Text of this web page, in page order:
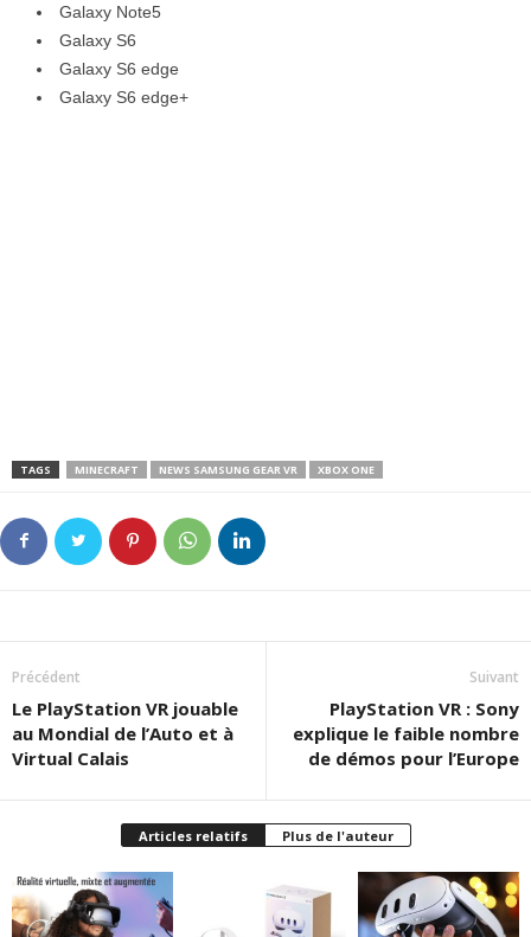
Galaxy Note5
Galaxy S6
Galaxy S6 edge
Galaxy S6 edge+
TAGS MINECRAFT NEWS SAMSUNG GEAR VR XBOX ONE
Précédent
Le PlayStation VR jouable
au Mondial de l’Auto et à
Virtual Calais
Suivant
PlayStation VR : Sony
explique le faible nombre
de démos pour l’Europe
Articles relatifs Plus de l'auteur